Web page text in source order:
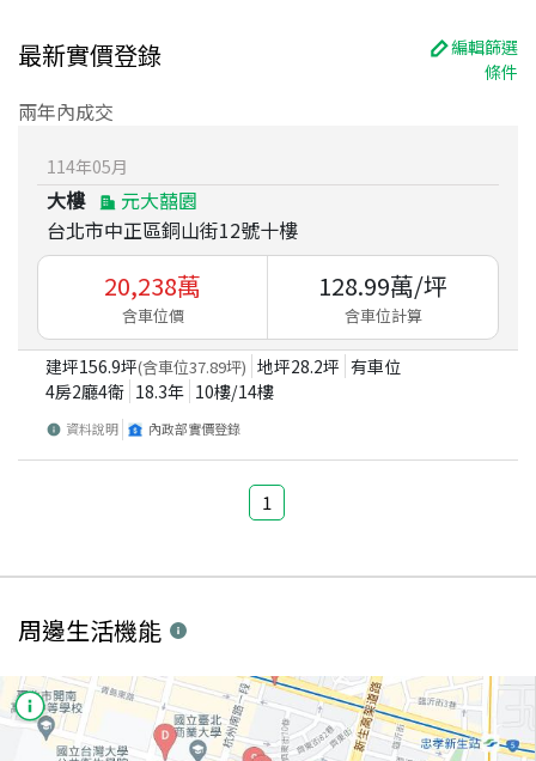
最新實價登錄
編輯篩選
條件
兩年內成交
114年05月
大樓
元大囍園
台北市中正區銅山街12號十樓
20,238萬
含車位價
128.99萬/坪
含車位計算
建坪156.9坪(含車位37.89坪) 地坪28.2坪 有車位
4房2廳4衛 18.3年 10樓/14樓
資料說明 內政部實價登錄
1
周邊生活機能